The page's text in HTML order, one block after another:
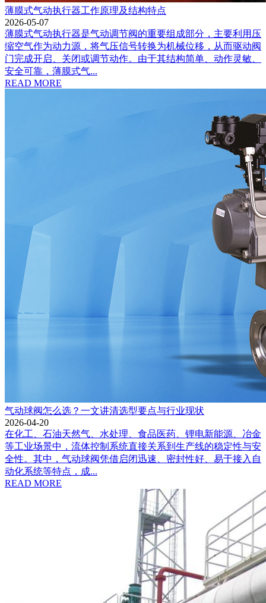
薄膜式气动执行器工作原理及结构特点
2026-05-07
薄膜式气动执行器是气动调节阀的重要组成部分，主要利用压
缩空气作为动力源，将气压信号转换为机械位移，从而驱动阀
门完成开启、关闭或调节动作。由于其结构简单、动作灵敏、
安全可靠，薄膜式气...
READ MORE
气动球阀怎么选？一文讲清选型要点与行业现状
2026-04-20
在化工、石油天然气、水处理、食品医药、锂电新能源、冶金
等工业场景中，流体控制系统直接关系到生产线的稳定性与安
全性。其中，气动球阀凭借启闭迅速、密封性好、易于接入自
动化系统等特点，成...
READ MORE